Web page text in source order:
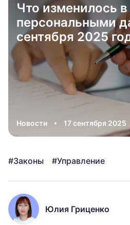
Что изменилось в
персональными
сентября 2025
Новости 17 сентября 2025
Законы Управление
Юлия Гриценко